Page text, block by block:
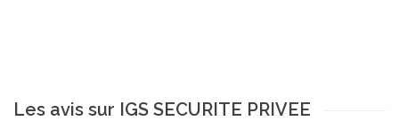
Les avis sur IGS SECURITE PRIVEE